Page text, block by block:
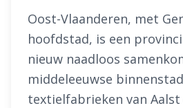
Oost-Vlaanderen, met
hoofdstad, is een
nieuw naadloos
middeleeuwse
textielfabrieken van